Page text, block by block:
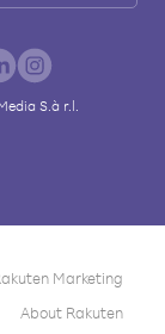
S.à r.l.
Marketing
About Rakuten